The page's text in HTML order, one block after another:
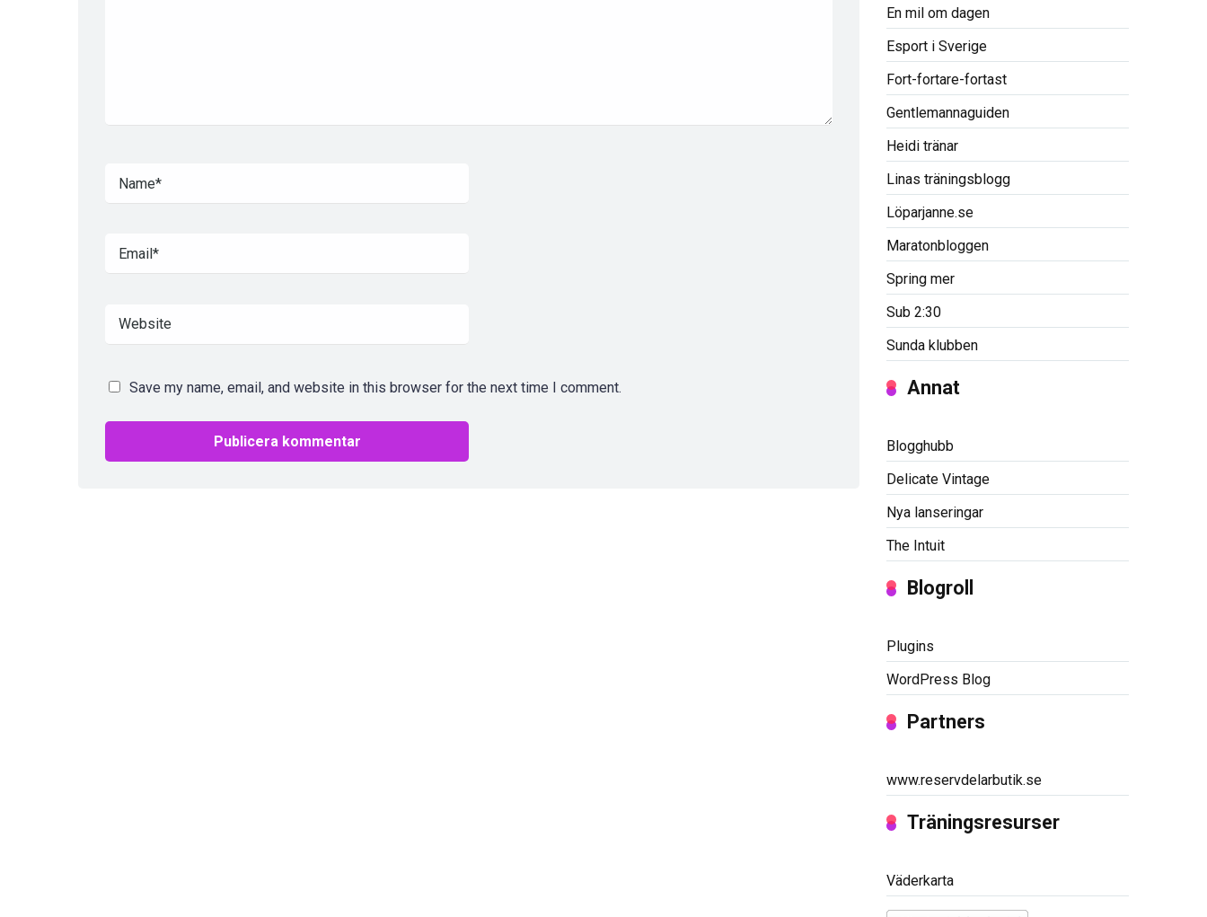
Save my name, email, and website in this browser for the next time I comment.
En mil om dagen
Esport i Sverige
Fort-fortare-fortast
Gentlemannaguiden
Heidi tränar
Linas träningsblogg
Löparjanne.se
Maratonbloggen
Spring mer
Sub 2:30
Sunda klubben
Annat
Blogghubb
Delicate Vintage
Nya lanseringar
The Intuit
Blogroll
Plugins
WordPress Blog
Partners
www.reservdelarbutik.se
Träningsresurser
Väderkarta